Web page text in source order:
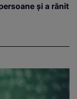
și a rănit